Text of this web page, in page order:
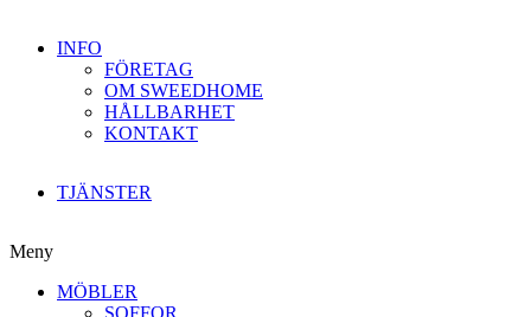
INFO
FÖRETAG
OM SWEEDHOME
HÅLLBARHET
KONTAKT
TJÄNSTER
Meny
MÖBLER
SOFFOR